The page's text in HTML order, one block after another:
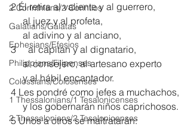
2 Corinthians/2 Corintios
Galatians/Gálatas
Ephesians/Efesios
Philippians/Filipenses
Colossians/Colosenses
1 Thessalonians/1 Tesalonicenses
2 Thessalonians/2 Tesalonicenses
2 Él retira al valiente y al guerrero,
     al juez y al profeta,
     al adivino y al anciano,
3     al capitán y al dignatario,
     al consejero, al artesano experto
     y al hábil encantador.
4 Les pondré como jefes a muchachos,
     y los gobernarán niños caprichosos.
5 Unos a otros se maltratarán: